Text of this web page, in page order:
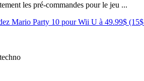
les pré-commandes pour le jeu ...
Mario Party 10 pour Wii U à 49.99$